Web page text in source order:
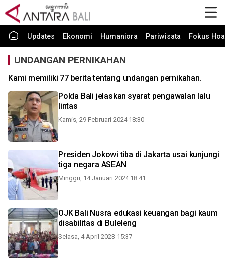
Updates Ekonomi Humaniora Pariwisata Fokus
UNDANGAN PERNIKAHAN
Kami memiliki 77 berita tentang undangan pernikahan.
Polda Bali jelaskan syarat pengawalan lalu
lintas
Kamis, 29 Februari 2024 18:30
Presiden Jokowi tiba di Jakarta usai kunjungi
tiga negara ASEAN
Minggu, 14 Januari 2024 18:41
OJK Bali Nusra edukasi keuangan bagi kaum
disabilitas di Buleleng
Selasa, 4 April 2023 15:37